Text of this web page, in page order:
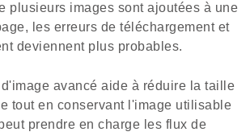
plusieurs images sont ajoutées à une
les erreurs de téléchargement et
deviennent plus probables.
avancé aide à réduire la taille
tout en conservant l'image utilisable
prendre en charge les flux de